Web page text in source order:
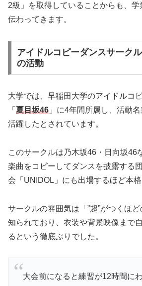
2級」を取得していることからも、
伝わってきます。
アイドルコピーダンスサーク
の活動
大学では、早稲田大学のアイドルコ
「 夏目坂46 」に4年間所属し、活動名
活躍したとされています。
このサークルは乃木坂46・日向坂46
楽曲をコピーしてダンスを披露する
会「UNIDOL」にも出場するほど本格
サークルの雰囲気は「”超”がつくほ
知られており、衣装や背景映像まで
るという徹底ぶりでした。
大会前になると練習が12時間に